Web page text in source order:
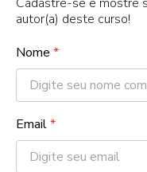
autor(a) deste curso!
Nome *
Email*